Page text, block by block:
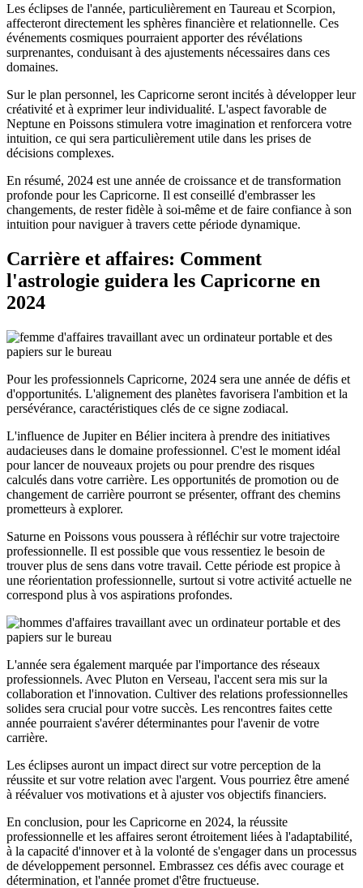
Les éclipses de l'année, particulièrement en Taureau et Scorpion,
affecteront directement les sphères financière et relationnelle. Ces
événements cosmiques pourraient apporter des révélations
surprenantes, conduisant à des ajustements nécessaires dans ces
domaines.
Sur le plan personnel, les Capricorne seront incités à développer leur
créativité et à exprimer leur individualité. L'aspect favorable de
Neptune en Poissons stimulera votre imagination et renforcera votre
intuition, ce qui sera particulièrement utile dans les prises de
décisions complexes.
En résumé, 2024 est une année de croissance et de transformation
profonde pour les Capricorne. Il est conseillé d'embrasser les
changements, de rester fidèle à soi-même et de faire confiance à son
intuition pour naviguer à travers cette période dynamique.
Carrière et affaires: Comment
l'astrologie guidera les Capricorne en
2024
Pour les professionnels Capricorne, 2024 sera une année de défis et
d'opportunités. L'alignement des planètes favorisera l'ambition et la
persévérance, caractéristiques clés de ce signe zodiacal.
L'influence de Jupiter en Bélier incitera à prendre des initiatives
audacieuses dans le domaine professionnel. C'est le moment idéal
pour lancer de nouveaux projets ou pour prendre des risques
calculés dans votre carrière. Les opportunités de promotion ou de
changement de carrière pourront se présenter, offrant des chemins
prometteurs à explorer.
Saturne en Poissons vous poussera à réfléchir sur votre trajectoire
professionnelle. Il est possible que vous ressentiez le besoin de
trouver plus de sens dans votre travail. Cette période est propice à
une réorientation professionnelle, surtout si votre activité actuelle ne
correspond plus à vos aspirations profondes.
L'année sera également marquée par l'importance des réseaux
professionnels. Avec Pluton en Verseau, l'accent sera mis sur la
collaboration et l'innovation. Cultiver des relations professionnelles
solides sera crucial pour votre succès. Les rencontres faites cette
année pourraient s'avérer déterminantes pour l'avenir de votre
carrière.
Les éclipses auront un impact direct sur votre perception de la
réussite et sur votre relation avec l'argent. Vous pourriez être amené
à réévaluer vos motivations et à ajuster vos objectifs financiers.
En conclusion, pour les Capricorne en 2024, la réussite
professionnelle et les affaires seront étroitement liées à l'adaptabilité,
à la capacité d'innover et à la volonté de s'engager dans un processus
de développement personnel. Embrassez ces défis avec courage et
détermination, et l'année promet d'être fructueuse.